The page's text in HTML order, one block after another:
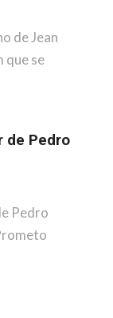
de Jean
que se
de Pedro
Pedro